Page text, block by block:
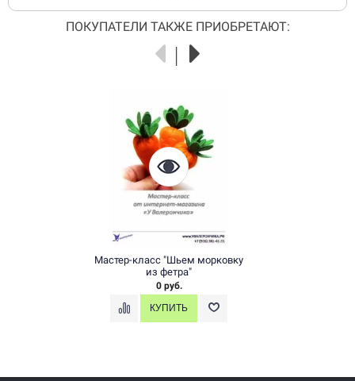
ПОКУПАТЕЛИ ТАКЖЕ ПРИОБРЕТАЮТ:
Мастер-класс "Шьем морковку
из фетра"
0 руб.